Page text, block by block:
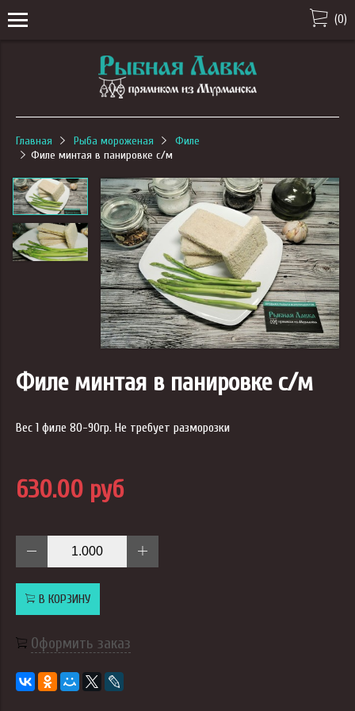
(0)
Главная Рыба мороженая
Филе
Филе минтая в панировке с/м
Филе минтая в панировке с/м
Вес 1 филе 80-90гр. Не требует разморозки
630.00 руб
В КОРЗИНУ
Оформить заказ